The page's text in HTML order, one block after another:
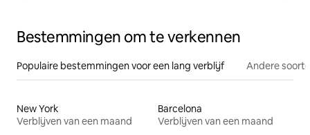
Bestemmingen om te verkennen
Populaire bestemmingen voor een lang verblijf Andere
New York
Verblijven van een maand
Barcelona
Verblijven van een maand